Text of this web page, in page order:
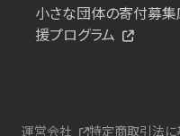
小さな団体の寄付募
援プログラム
運営会社 特定商取引法に